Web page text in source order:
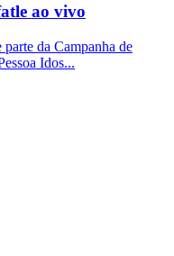
ao vivo
da Campanha de
Idos...